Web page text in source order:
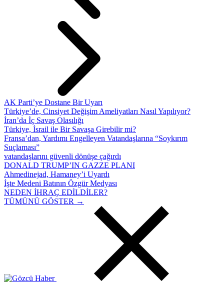
AK Parti’ye Dostane Bir Uyarı
Türkiye’de, Cinsiyet Değişim Ameliyatları Nasıl Yapılıyor?
İran’da İç Savaş Olasılığı
Türkiye, İsrail ile Bir Savaşa Girebilir mi?
Fransa’dan, Yardımı Engelleyen Vatandaşlarına “Soykırım
Suçlaması”
vatandaşlarını güvenli dönüşe çağırdı
DONALD TRUMP’IN GAZZE PLANI
Ahmedinejad, Hamaney’i Uyardı
İşte Medeni Batının Özgür Medyası
NEDEN İHRAÇ EDİLDİLER?
TÜMÜNÜ GÖSTER →